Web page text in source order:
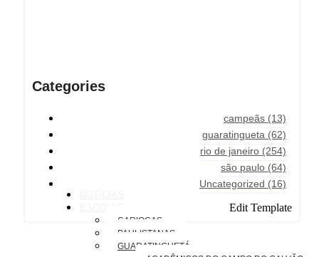
Categories
campeãs (13)
guaratingueta (62)
rio de janeiro (254)
são paulo (64)
Uncategorized (16)
Edit Template
CARIOCAS
PAULISTANAS
GUARATINGUETÁ